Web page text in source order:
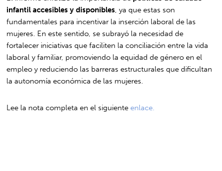
infantil accesibles y disponibles , ya que estas son
fundamentales para incentivar la inserción laboral de las
mujeres. En este sentido, se subrayó la necesidad de
fortalecer iniciativas que faciliten la conciliación entre la vida
laboral y familiar, promoviendo la equidad de género en el
empleo y reduciendo las barreras estructurales que dificultan
la autonomía económica de las mujeres.
Lee la nota completa en el siguienteenlace.